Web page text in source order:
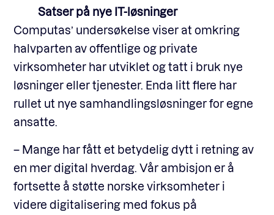
Satser på nye IT-løsninger
Computas’ undersøkelse viser at omkring
halvparten av offentlige og private
virksomheter har utviklet og tatt i bruk nye
løsninger eller tjenester. Enda litt flere har
rullet ut nye samhandlingsløsninger for egne
ansatte.
– Mange har fått et betydelig dytt i retning av
en mer digital hverdag. Vår ambisjon er å
fortsette å støtte norske virksomheter i
videre digitalisering med fokus på